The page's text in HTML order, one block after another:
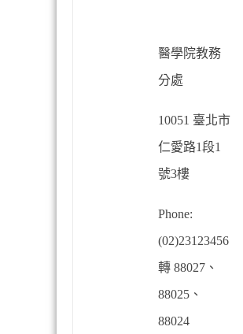
醫學院教務
分處
10051 臺北市
仁愛路1段1
號3樓
Phone:
(02)23123456
轉88027、
88025、
88024